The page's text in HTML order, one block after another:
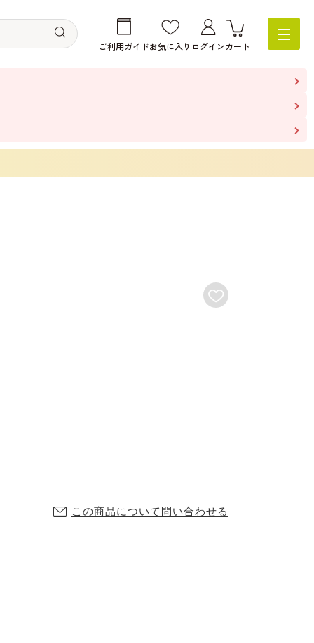
ご利用ガイドお気に入り ログインカート
この商品について問い合わせる